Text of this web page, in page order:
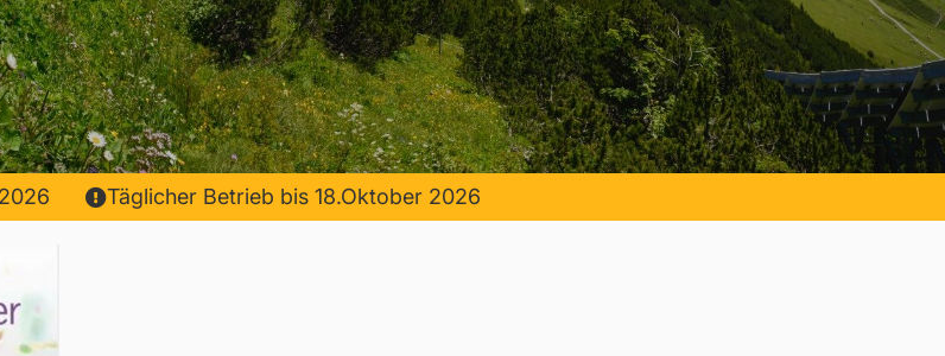
Täglicher Betrieb bis 18.Oktober 2026
Täglicher Betrieb bis 18.Oktober 2026